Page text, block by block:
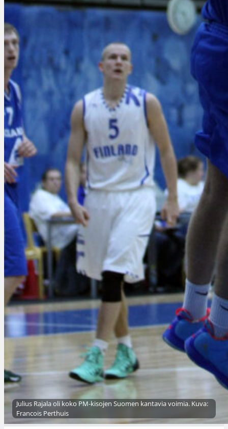
Julius Rajala oli koko PM-kisojen Suomen kantavia voimia. Kuva:
Francois Perthuis